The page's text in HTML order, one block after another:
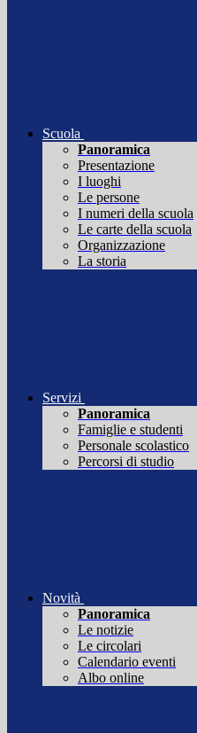
Scuola
Panoramica
Presentazione
I luoghi
Le persone
I numeri della scuola
Le carte della scuola
Organizzazione
La storia
Servizi
Panoramica
Famiglie e studenti
Personale scolastico
Percorsi di studio
Novità
Panoramica
Le notizie
Le circolari
Calendario eventi
Albo online